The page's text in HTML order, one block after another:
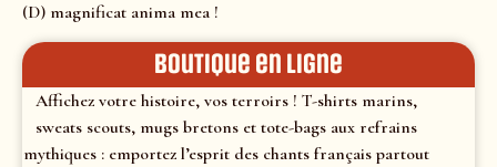
(D) magnificat anima mea !
Boutique en ligne
Affichez votre histoire, vos terroirs ! T-shirts marins,
sweats scouts, mugs bretons et tote-bags aux refrains
mythiques : emportez l’esprit des chants français partout